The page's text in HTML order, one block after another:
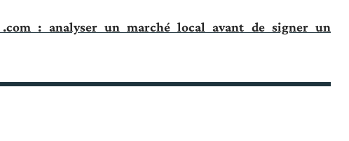
.com : analyser un marché local avant de signer un